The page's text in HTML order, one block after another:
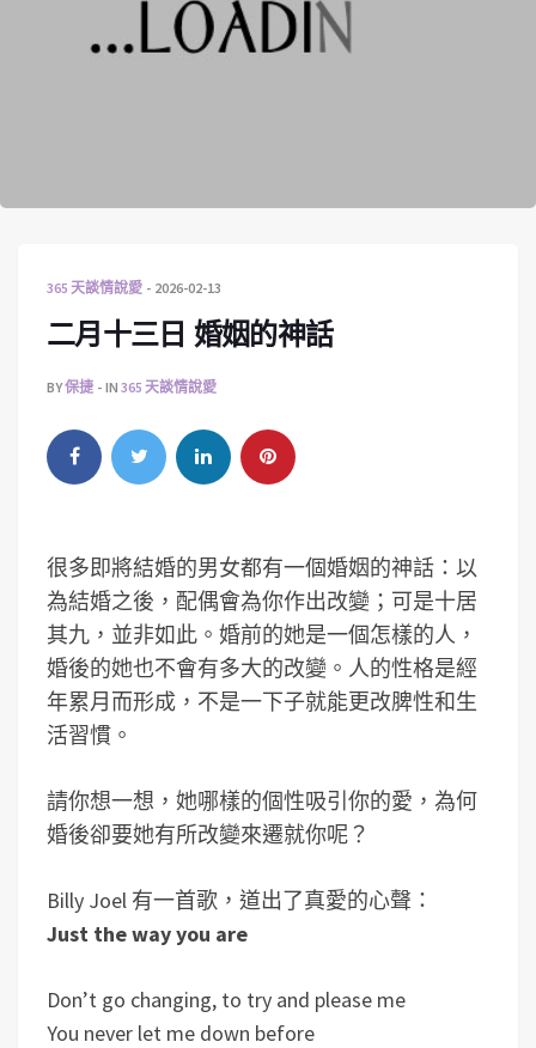
365 天談情說愛 2026-02-13
二月十三日 婚姻的神話
BY保捷 IN 365 天談情說愛
很多即將結婚的男女都有一個婚姻的神話：以
為結婚之後，配偶會為你作出改變；可是十居
其九，並非如此。婚前的她是一個怎樣的人，
婚後的她也不會有多大的改變。人的性格是經
年累月而形成，不是一下子就能更改脾性和生
活習慣。
請你想一想，她哪樣的個性吸引你的愛，為何
婚後卻要她有所改變來遷就你呢？
Billy Joel 有一首歌，道出了真愛的心聲：
Just the way you are
Don’t go changing, to try and please me
You never let me down before